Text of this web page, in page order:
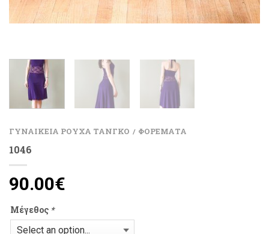
ΓΥΝΑΙΚΕΙΑ ΡΟΥΧΑ ΤΑΝΓΚΟ / ΦΟΡΕΜΑΤΑ
1046
90.00€
Μέγεθος *